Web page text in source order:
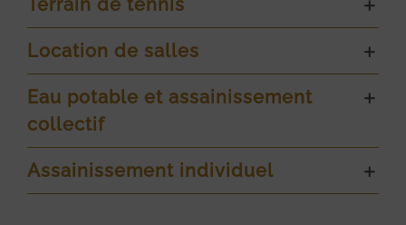
Terrain de tennis
Location de salles
Eau potable et assainissement
collectif
Assainissement individuel